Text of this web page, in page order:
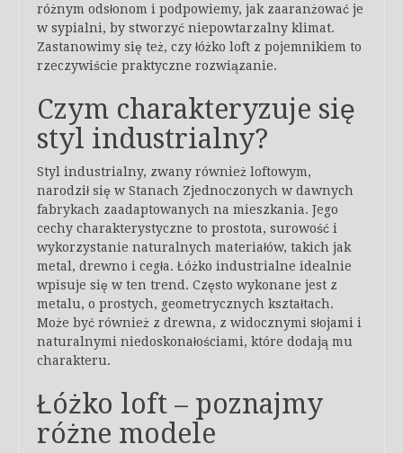
różnym odsłonom i podpowiemy, jak zaaranżować je
w sypialni, by stworzyć niepowtarzalny klimat.
Zastanowimy się też, czy łóżko loft z pojemnikiem to
rzeczywiście praktyczne rozwiązanie.
Czym charakteryzuje się
styl industrialny?
Styl industrialny, zwany również loftowym,
narodził się w Stanach Zjednoczonych w dawnych
fabrykach zaadaptowanych na mieszkania. Jego
cechy charakterystyczne to prostota, surowość i
wykorzystanie naturalnych materiałów, takich jak
metal, drewno i cegła. Łóżko industrialne idealnie
wpisuje się w ten trend. Często wykonane jest z
metalu, o prostych, geometrycznych kształtach.
Może być również z drewna, z widocznymi słojami i
naturalnymi niedoskonałościami, które dodają mu
charakteru.
Łóżko loft – poznajmy
różne modele